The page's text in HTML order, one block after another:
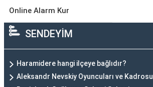
Online Alarm Kur
SENDEYİM
Haramidere hangi ilçeye bağlıdır?
Aleksandr Nevskiy Oyuncuları ve Kadrosu